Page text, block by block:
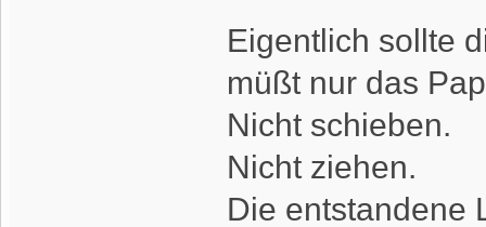
Eigentlich sollte
müßt nur das
Nicht schieben.
Nicht ziehen.
Die entstandene